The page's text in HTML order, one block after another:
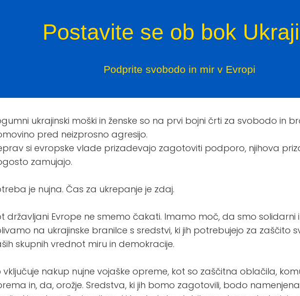
Postavite se ob bok
Podprite svobodo in mir v Evropi
ukrajinski moški in ženske so na prvi bojni črti za svobodo in
pred neizprosno agresijo.
si evropske vlade prizadevajo zagotoviti podporo, njihova
zamujajo.
je nujna. Čas za ukrepanje je zdaj.
državljani Evrope ne smemo čakati. Imamo moč, da smo solidarni
na ukrajinske branilce s sredstvi, ki jih potrebujejo za zaščito
skupnih vrednot miru in demokracije.
vključuje nakup nujne vojaške opreme, kot so zaščitna oblačila,
in, da, orožje. Sredstva, ki jih bomo zagotovili, bodo